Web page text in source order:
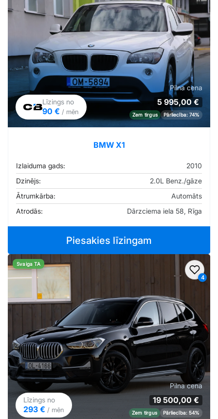
Līzings no
90 € / mēn
Pilna cena
5 995,00 €
Zem tirgus Pārliecība: 74%
BMW X1
Izlaiduma gads:
2010
Dzinējs:
2.0L Benz./gāze
Ātrumkārba:
Automāts
Atrodās:
Dārzciema iela 58, Rīga
Piesakies līzingam
4
Svaiga TA
Līzings no
293 € / mēn
Pilna cena
19 500,00 €
Zem tirgus Pārliecība: 54%